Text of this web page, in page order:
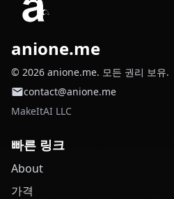
anione.me
© 2026 anione.me. 모든 권리 보유.
contact@anione.me
MakeItAI LLC
빠른 링크
About
가격